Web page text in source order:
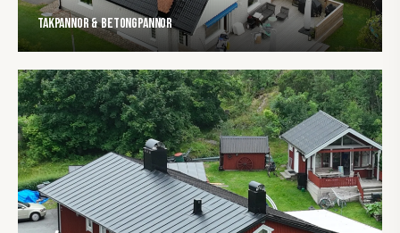
Takpannor & Betongpannor